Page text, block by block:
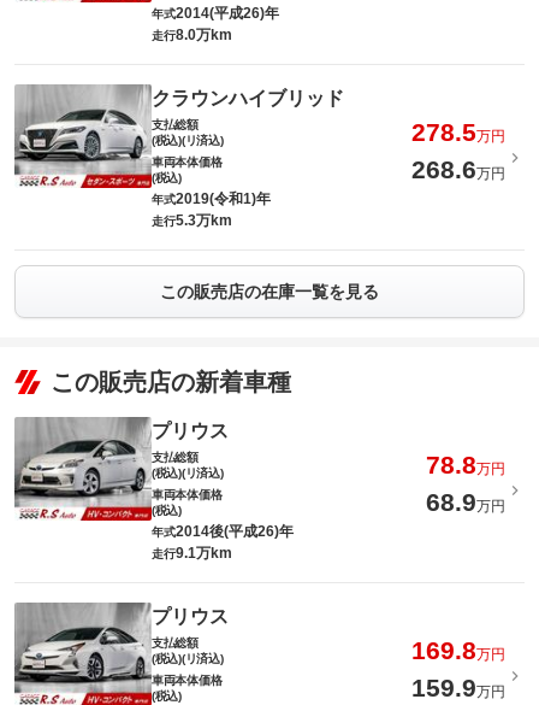
年式2014(平成26)年
走行8.0万km
クラウンハイブリッド
支払総額
(税込)(リ済込)
278.5万円
車両本体価格
(税込)
268.6万円
年式2019(令和1)年
走行5.3万km
この販売店の在庫一覧を見る
この販売店の新着車種
プリウス
支払総額
(税込)(リ済込)
78.8万円
車両本体価格
(税込)
68.9万円
年式2014後(平成26)年
走行9.1万km
プリウス
支払総額
(税込)(リ済込)
169.8万円
車両本体価格
(税込)
159.9万円